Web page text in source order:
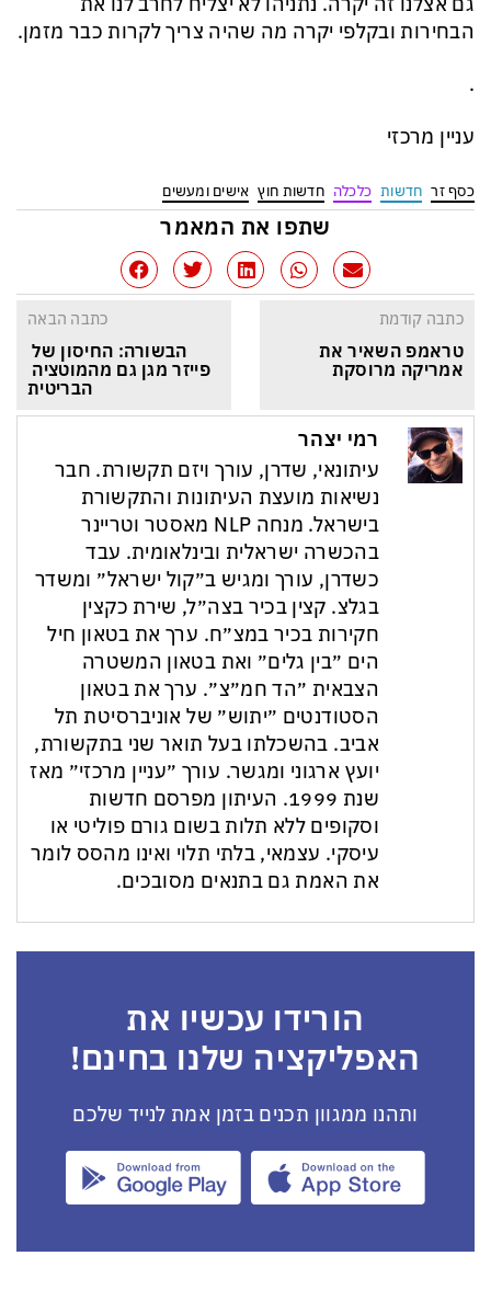
הבחירות ובקלפי יקרה מה שהיה צריך לקרות כבר מזמן.
.
עניין מרכזי
כסף זר חדשות כלכלה חדשות חוץ אישים ומעשים
שתפו את המאמר
כתבה קודמת
טראמפ השאיר את
אמריקה מרוסקת
כתבה הבאה
הבשורה: החיסון של
פייזר מגן גם מהמוטציה
הבריטית
רמי יצהר
עיתונאי, שדרן, עורך ויזם תקשורת. חבר
נשיאות מועצת העיתונות והתקשורת
בישראל. מנחה NLP מאסטר וטריינר
בהכשרה ישראלית ובינלאומית. עבד
כשדרן, עורך ומגיש ב״קול ישראל״ ומשדר
בגלצ. קצין בכיר בצה״ל, שירת כקצין
חקירות בכיר במצ״ח. ערך את בטאון חיל
הים ״בין גלים״ ואת בטאון המשטרה
הצבאית ״הד חמ״צ״. ערך את בטאון
הסטודנטים ״יתוש״ של אוניברסיטת תל
אביב. בהשכלתו בעל תואר שני בתקשורת,
יועץ ארגוני ומגשר. עורך ״עניין מרכזי״ מאז
שנת 1999. העיתון מפרסם חדשות
וסקופים ללא תלות בשום גורם פוליטי או
עיסקי. עצמאי, בלתי תלוי ואינו מהסס לומר
את האמת גם בתנאים מסובכים.
הורידו עכשיו את
האפליקציה שלנו בחינם!
ותהנו ממגוון תכנים בזמן אמת לנייד שלכם